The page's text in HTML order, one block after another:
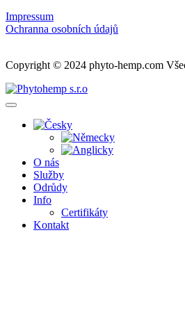
Impressum
Ochranna osobních údajů
Copyright © 2024 phyto-hemp.com
O nás
Služby
Odrůdy
Info
Certifikáty
Kontakt